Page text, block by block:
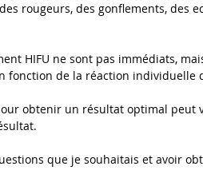
rougeurs, des gonflements, des
HIFU ne sont pas immédiats,
fonction de la réaction individuelle
obtenir un résultat optimal peut
que je souhaitais et avoir